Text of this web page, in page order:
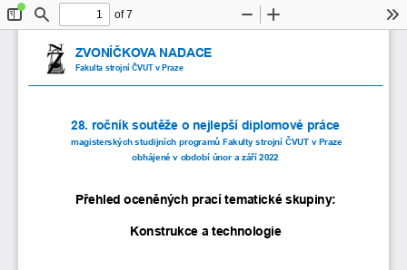
ToggleFind
of 7
Zoom
ZVONÍČKOVA NADACE
Fakulta strojní ČVUT v Praze
28. ročník soutěže o nejlepší diplomové práce
magisterských studijních programů Fakulty strojní ČVUT v Praze
obhájené v období únor a září 2022
Přehled oceněných prací tematické skupiny:
Konstrukce a technologie